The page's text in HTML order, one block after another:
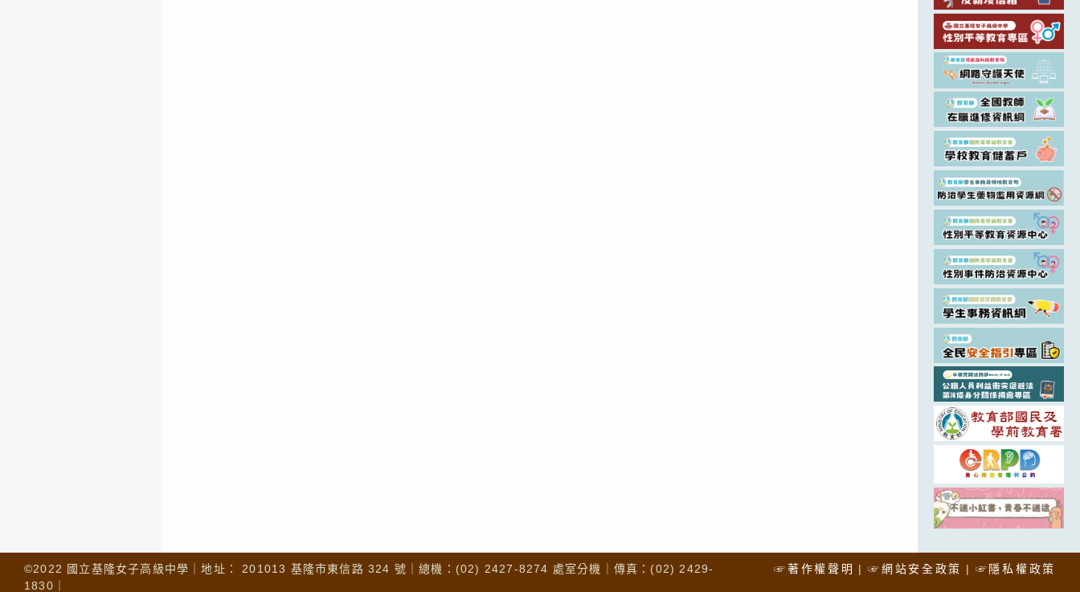
☞著作權聲明 ☞網站安全政策 ☞隱私權政策
©2022 國立基隆女子高級中學｜地址： 201013 基隆市東信路 324 號｜總機：(02) 2427-8274 處室分機｜傳真：(02) 2429-
1830｜